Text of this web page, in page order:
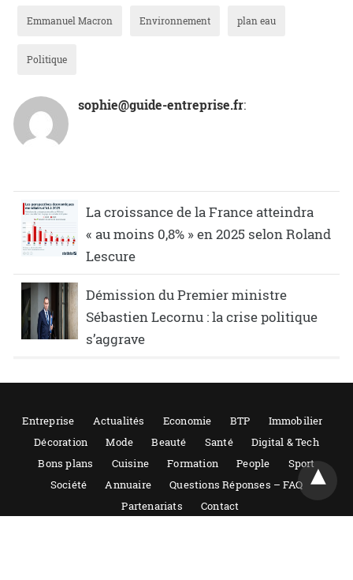
Emmanuel Macron Environnement plan eau
Politique
sophie@guide-entreprise.fr:
La croissance de la France atteindra
« au moins 0,8% » en 2025 selon Roland
Lescure
Démission du Premier ministre
Sébastien Lecornu : la crise politique
s’aggrave
Entreprise Actualités Economie BTP
Immobilier
Décoration
Mode Beauté Santé
Digital & Tech
Bons plans
Cuisine Formation People
Sport
Société
Annuaire
Questions Réponses – FAQ
Partenariats
Contact